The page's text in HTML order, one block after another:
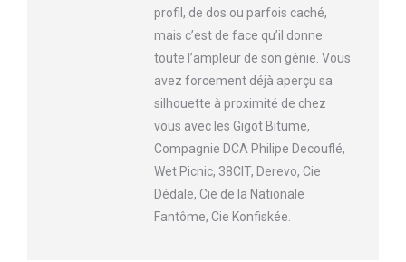
profil, de dos ou parfois caché,
mais c’est de face qu’il donne
toute l’ampleur de son génie. Vous
avez forcement déjà aperçu sa
silhouette à proximité de chez
vous avec les Gigot Bitume,
Compagnie DCA Philipe Decouflé,
Wet Picnic, 38CIT, Derevo, Cie
Dédale, Cie de la Nationale
Fantôme, Cie Konfiskée.